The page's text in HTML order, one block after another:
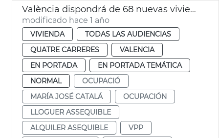
València dispondrá de 68 nuevas viviendas de alquiler asequible este verano
modificado hace 1 año
VIVIENDA
TODAS LAS AUDIENCIAS
QUATRE CARRERES
VALENCIA
EN PORTADA
EN PORTADA TEMÁTICA
NORMAL
OCUPACIÓ
MARÍA JOSÉ CATALÁ
OCUPACIÓN
LLOGUER ASSEQUIBLE
ALQUILER ASEQUIBLE
VPP